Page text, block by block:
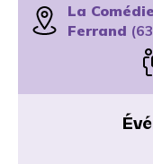
La
Ferrand